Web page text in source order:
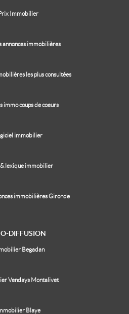
Immobilier
annonces immobilières
les plus consultées
immo coups de coeurs
immobilier
lexique immobilier
immobilières Gironde
DIFFUSION
Begadan
Vendays Montalivet
Blaye